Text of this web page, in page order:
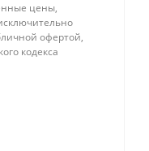
цены,
офертой,
кодекса